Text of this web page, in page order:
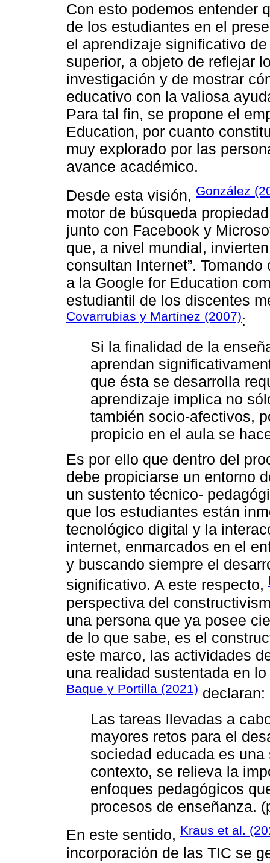
Con esto podemos entender
de los estudiantes en el
el aprendizaje significativo
superior, a objeto de reflejar
investigación y de mostrar
educativo con la valiosa
Para tal fin, se propone el
Education, por cuanto
muy explorado por las
avance académico.
Desde esta visión, González
motor de búsqueda
junto con Facebook y
que, a nivel mundial,
consultan Internet”.
a la Google for Education
estudiantil de los discentes
Covarrubias y Martínez (2007):
Si la finalidad de la
aprendan
que ésta se desarrolla
aprendizaje implica no
también socio-afectivos,
propicio en el aula se
Es por ello que dentro del
debe propiciarse un entorno
un sustento técnico-
que los estudiantes están
tecnológico digital y la
internet, enmarcados en el
y buscando siempre el
significativo. A este respecto,
perspectiva del
una persona que ya posee
de lo que sabe, es el
este marco, las actividades
una realidad sustentada en
Baque y Portilla (2021) declaran:
Las tareas llevadas a
mayores retos para el
sociedad educada es
contexto, se relieva la
enfoques pedagógicos
procesos de enseñanza.
En este sentido, Kraus et al.
incorporación de las TIC se